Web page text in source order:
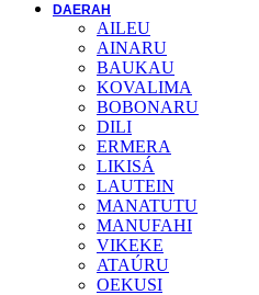
DAERAH
AILEU
AINARU
BAUKAU
KOVALIMA
BOBONARU
DILI
ERMERA
LIKISÁ
LAUTEIN
MANATUTU
MANUFAHI
VIKEKE
ATAÚRU
OEKUSI